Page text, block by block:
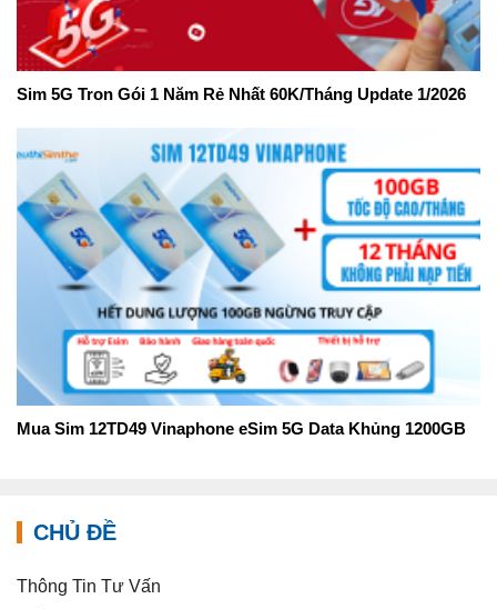
Sim 5G Tron Gói 1 Năm Rẻ Nhất 60K/Tháng Update 1/2026
Mua Sim 12TD49 Vinaphone eSim 5G Data Khủng 1200GB
CHỦ ĐỀ
Thông Tin Tư Vấn